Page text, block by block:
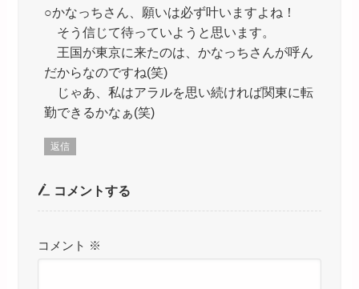
○かなっちさん、願いは必ず叶いますよね！
そう信じて待っていようと思います。
王国が東京に来たのは、かなっちさんが呼ん
だからなのですね(笑)
じゃあ、私はアラルを思い続ければ関東に転
勤できるかなぁ(笑)
返信
コメントする
コメント ※